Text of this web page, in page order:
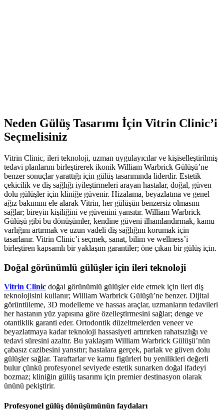
Neden Gülüş Tasarımı İçin Vitrin Clinic’i
Seçmelisiniz
Vitrin Clinic, ileri teknoloji, uzman uygulayıcılar ve kişiselleştirilmiş
tedavi planlarını birleştirerek ikonik William Warbrick Gülüşü’ne
benzer sonuçlar yarattığı için gülüş tasarımında liderdir. Estetik
çekicilik ve diş sağlığı iyileştirmeleri arayan hastalar, doğal, güven
dolu gülüşler için kliniğe güvenir. Hizalama, beyazlatma ve genel
ağız bakımını ele alarak Vitrin, her gülüşün benzersiz olmasını
sağlar; bireyin kişiliğini ve güvenini yansıtır. William Warbrick
Gülüşü gibi bu dönüşümler, kendine güveni ilhamlandırmak, kamu
varlığını artırmak ve uzun vadeli diş sağlığını korumak için
tasarlanır. Vitrin Clinic’i seçmek, sanat, bilim ve wellness’i
birleştiren kapsamlı bir yaklaşım garantiler; öne çıkan bir gülüş için.
Doğal görünümlü gülüşler için ileri teknoloji
Vitrin Clinic doğal görünümlü gülüşler elde etmek için ileri diş
teknolojisini kullanır; William Warbrick Gülüşü’ne benzer. Dijital
görüntüleme, 3D modelleme ve hassas araçlar, uzmanların tedavileri
her hastanın yüz yapısına göre özelleştirmesini sağlar; denge ve
otantiklik garanti eder. Ortodontik düzeltmelerden veneer ve
beyazlatmaya kadar teknoloji hassasiyeti artırırken rahatsızlığı ve
tedavi süresini azaltır. Bu yaklaşım William Warbrick Gülüşü’nün
çabasız cazibesini yansıtır; hastalara gerçek, parlak ve güven dolu
gülüşler sağlar. Taraftarlar ve kamu figürleri bu yenilikleri değerli
bulur çünkü profesyonel seviyede estetik sunarken doğal ifadeyi
bozmaz; kliniğin gülüş tasarımı için premier destinasyon olarak
ününü pekiştirir.
Profesyonel gülüş dönüşümünün faydaları